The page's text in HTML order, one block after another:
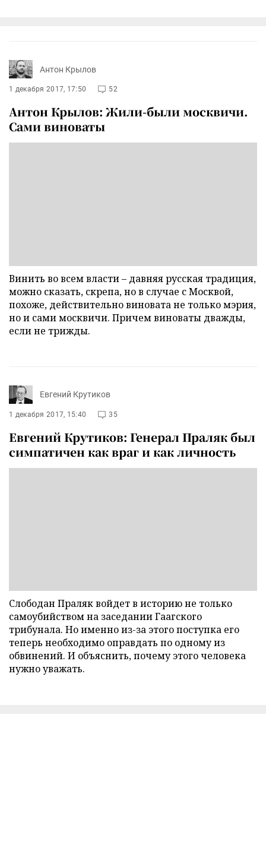
Антон Крылов
1 декабря 2017, 17:50 52
Антон Крылов: Жили-были москвичи.
Сами виноваты
Винить во всем власти – давняя русская традиция,
можно сказать, скрепа, но в случае с Москвой,
похоже, действительно виновата не только мэрия,
но и сами москвичи. Причем виноваты дважды,
если не трижды.
Евгений Крутиков
1 декабря 2017, 15:40 35
Евгений Крутиков: Генерал Праляк был
симпатичен как враг и как личность
Слободан Праляк войдет в историю не только
самоубийством на заседании Гаагского
трибунала. Но именно из-за этого поступка его
теперь необходимо оправдать по одному из
обвинений. И объяснить, почему этого человека
нужно уважать.